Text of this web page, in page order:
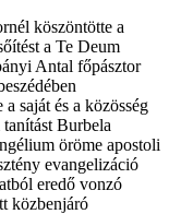
köszöntötte a
a Te Deum
Antal főpásztor
saját és a közösség
Burbela
öröme apostoli
evangelizáció
eredő vonzó
közbenjáró